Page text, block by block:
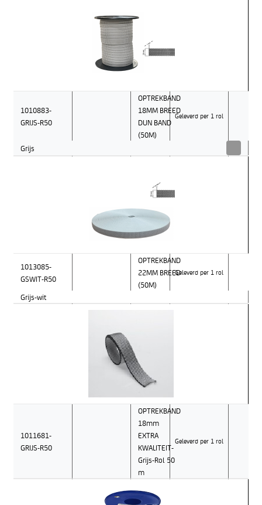
1010883-
GRIJS-R50
OPTREKBAND
18MM BREED
DUN BAND
(50M)
Geleverd per 1 rol
Grijs
1013085-
GSWIT-R50
OPTREKBAND
22MM BREED
(50M)
Geleverd per 1 rol
Grijs-wit
1011681-
GRIJS-R50
OPTREKBAND
18mm
EXTRA
KWALITEIT-
Grijs-Rol 50
m
Geleverd per 1 rol